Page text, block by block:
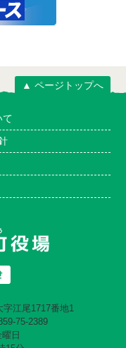
▲ ページトップへ
て
江尾1717番地1
75-2389
日